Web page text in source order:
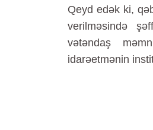
Qeyd edək ki,
verilməsində
vətəndaş
idarəetmənin